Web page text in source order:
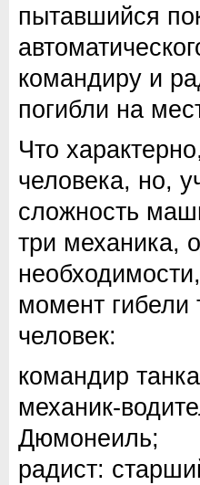
пытавшийся
командиру и
погибли на
Что
человека, но,
сложность
три механика,
момент гибели
человек:
командир
механик-
Дюмонеиль;
радист: